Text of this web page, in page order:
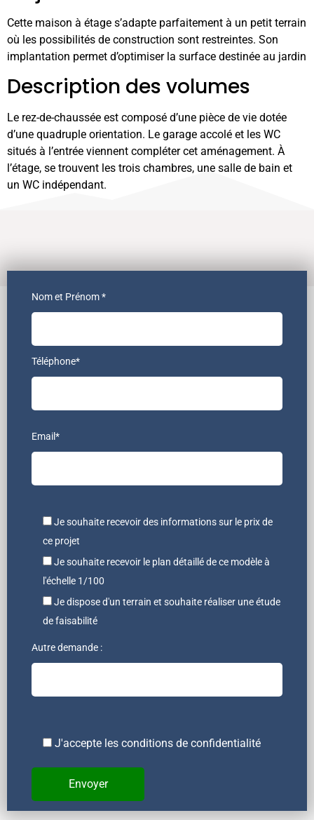
Cette maison à étage s’adapte parfaitement à un petit terrain
où les possibilités de construction sont restreintes. Son
implantation permet d’optimiser la surface destinée au jardin
Description des volumes
Le rez-de-chaussée est composé d’une pièce de vie dotée
d’une quadruple orientation. Le garage accolé et les WC
situés à l’entrée viennent compléter cet aménagement. À
l’étage, se trouvent les trois chambres, une salle de bain et
un WC indépendant.
Nom et Prénom *
Téléphone*
Email*
Je souhaite recevoir des informations sur le prix de
ce projet
Je souhaite recevoir le plan détaillé de ce modèle à
l'échelle 1/100
Je dispose d'un terrain et souhaite réaliser une étude
de faisabilité
Autre demande :
J'accepte les conditions de confidentialité